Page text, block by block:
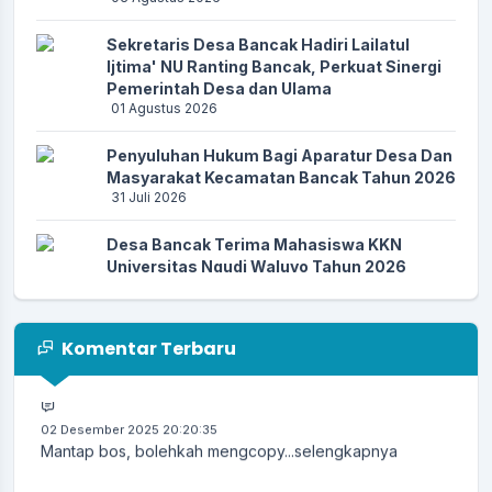
Sekretaris Desa Bancak Hadiri Lailatul
Ijtima' NU Ranting Bancak, Perkuat Sinergi
Pemerintah Desa dan Ulama
01 Agustus 2026
Penyuluhan Hukum Bagi Aparatur Desa Dan
Masyarakat Kecamatan Bancak Tahun 2026
31 Juli 2026
Desa Bancak Terima Mahasiswa KKN
Universitas Ngudi Waluyo Tahun 2026
Pemerintah Desa Bancak Perkuat Sinergi
dengan KDMP dan Kelompok Tani
Desa Bancak Siapkan Budidaya Lele Bioflok
Bersama KDMP Bancak
Komentar Terbaru
13 April 2026 11:27:04
Apresiasi website desa sudah ada menu DESA ANTI
KORUPSI....selengkapnya
25 Maret 2026 06:03:36
Alhamdulillah.. Semoga lebih mudah dan lebih
praktis...selengkapnya
03 Januari 2026 00:31:29
Kenapa dana desa yahun 2025 dan 2026, tdk lagi
terpublikasi...selengkapnya
Mantap bos, bolehkah mengcopy...